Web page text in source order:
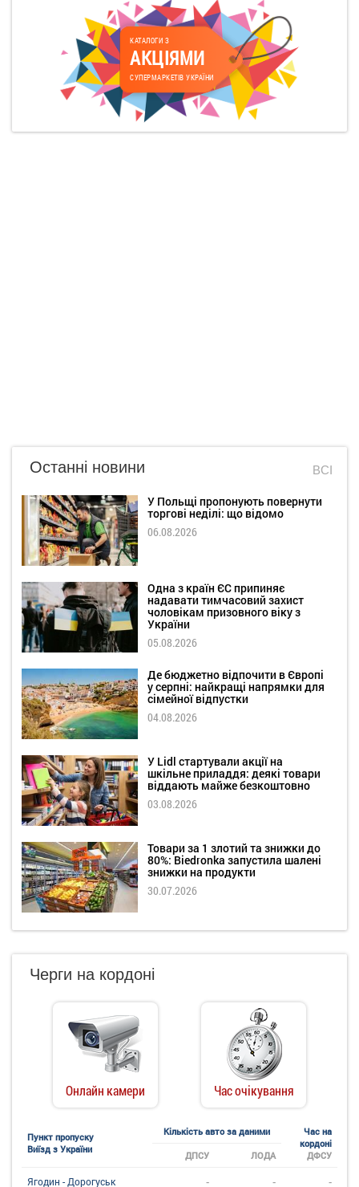
КАТАЛОГИ З
АКЦІЯМИ
СУПЕРМАРКЕТІВ УКРАЇНИ
Останні новини ВСІ
У Польщі пропонують повернути
торгові неділі: що відомо
06.08.2026
Одна з країн ЄС припиняє
надавати тимчасовий захист
чоловікам призовного віку з
України
05.08.2026
Де бюджетно відпочити в Європі
у серпні: найкращі напрямки для
сімейної відпустки
04.08.2026
У Lidl стартували акції на
шкільне приладдя: деякі товари
віддають майже безкоштовно
03.08.2026
Товари за 1 злотий та знижки до
80%: Biedronka запустила шалені
знижки на продукти
30.07.2026
Черги на кордоні
Онлайн камери Час очікування
Пункт пропуску
Виїзд з України
Кількість авто за даними
Час на
кордоні
ДФСУ
ДПСУ ЛОДА
Ягодин - Дорогуськ - - -